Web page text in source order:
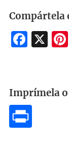
Compártela
X
Imprímela